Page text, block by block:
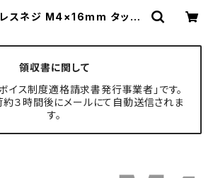
レスネジ M4×16mm タッピ
ASTER ボルト専門店
領収書に関して
イス制度適格請求書発行事業者」です。
約３時間後にメールにて自動送信されま
す。